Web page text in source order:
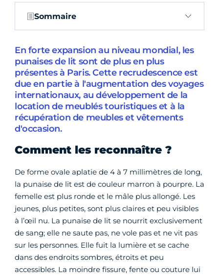
Sommaire
En forte expansion au niveau mondial, les
punaises de lit sont de plus en plus
présentes à Paris. Cette recrudescence est
due en partie à l'augmentation des voyages
internationaux, au développement de la
location de meublés touristiques et à la
récupération de meubles et vêtements
d'occasion.
Comment les reconnaître ?
De forme ovale aplatie de 4 à 7 millimètres de long,
la punaise de lit est de couleur marron à pourpre. La
femelle est plus ronde et le mâle plus allongé. Les
jeunes, plus petites, sont plus claires et peu visibles
à l’œil nu. La punaise de lit se nourrit exclusivement
de sang; elle ne saute pas, ne vole pas et ne vit pas
sur les personnes. Elle fuit la lumière et se cache
dans des endroits sombres, étroits et peu
accessibles. La moindre fissure, fente ou couture lui